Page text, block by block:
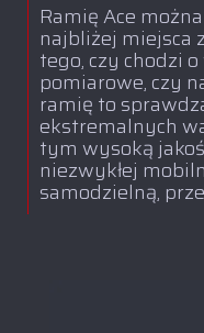
Ramię Ace
najbliżej miejsca
tego, czy chodzi
pomiarowe, czy
ramię to
ekstremalnych
tym wysoką
niezwykłej
samodzielną,